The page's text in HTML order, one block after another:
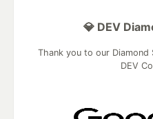
💎 DEV
Thank you to our
DEV